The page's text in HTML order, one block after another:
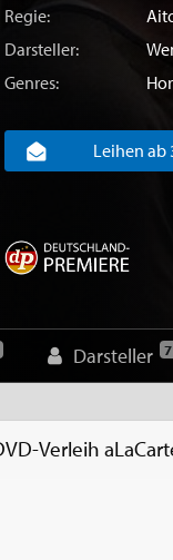
Regie:
Darsteller:
Genres:
Leihen ab
Darsteller 7
Verleih